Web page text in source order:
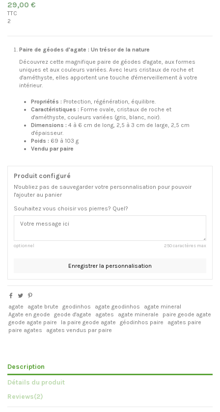
29,00 €
TTC
2
Paire de géodes d'agate : Un trésor de la nature
Découvrez cette magnifique paire de géodes d'agate, aux formes
uniques et aux couleurs variées. Avec leurs cristaux de roche et
d'améthyste, elles apportent une touche d'émerveillement à votre
intérieur.
Propriétés : Protection, régénération, équilibre.
Caractéristiques : Forme ovale, cristaux de roche et
d'améthyste, couleurs variées (gris, blanc, noir).
Dimensions : 4 à 6 cm de long, 2,5 à 3 cm de large, 2,5 cm
d'épaisseur.
Poids : 69 à 103 g
Vendu par paire
Produit configuré
N'oubliez pas de sauvegarder votre personnalisation pour pouvoir
l'ajouter au panier
Souhaitez vous choisir vos pierres? Quel?
optionnel 250 caractères max
Enregistrer la personnalisation
agate agate brute geodinhos agate geodinhos
agate mineral
Agate en geode
geode d'agate agates agate minerale
paire geode agate
geode agate paire
la paire geode agate géodinhos paire
agates paire
paire agates
agates vendus par paire
Description
Détails du produit
Reviews(2)